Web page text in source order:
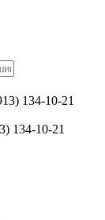
134-10-21
134-10-21